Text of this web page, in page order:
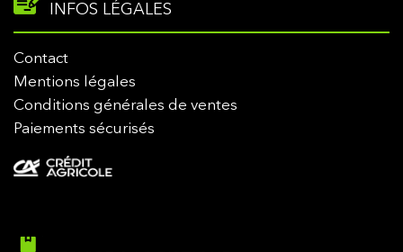
INFOS LÉGALES
Contact
Mentions légales
Conditions générales de ventes
Paiements sécurisés